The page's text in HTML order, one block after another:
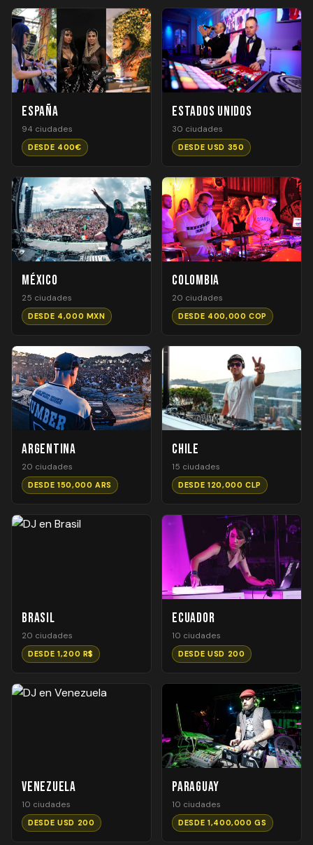
España
94 ciudades
DESDE 400€
Estados Unidos
30 ciudades
DESDE USD 350
México
25 ciudades
DESDE 4,000 MXN
Colombia
20 ciudades
DESDE 400,000 COP
Argentina
20 ciudades
DESDE 150,000 ARS
Chile
15 ciudades
DESDE 120,000 CLP
Brasil
20 ciudades
DESDE 1,200 R$
Ecuador
10 ciudades
DESDE USD 200
Venezuela
10 ciudades
DESDE USD 200
Paraguay
10 ciudades
DESDE 1,400,000 GS